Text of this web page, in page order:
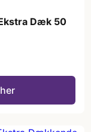
Dæk 50